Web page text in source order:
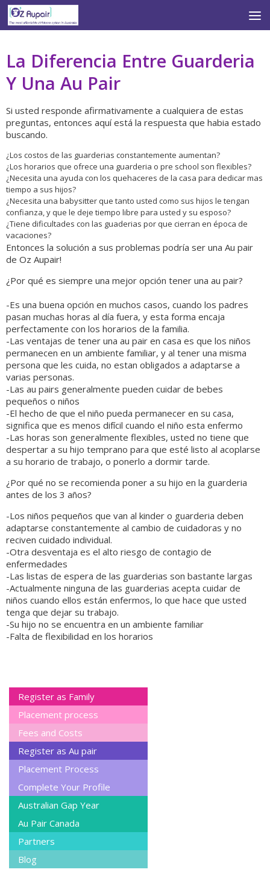
Skip to content
La Diferencia Entre Guarderia
Y Una Au Pair
Si usted responde afirmativamente a cualquiera de estas
preguntas, entonces aquí está la respuesta que habia estado
buscando.
¿Los costos de las guarderias constantemente aumentan?
¿Los horarios que ofrece una guarderia o pre school son flexibles?
¿Necesita una ayuda con los quehaceres de la casa para dedicar mas
tiempo a sus hijos?
¿Necesita una babysitter que tanto usted como sus hijos le tengan
confianza, y que le deje tiempo libre para usted y su esposo?
¿Tiene dificultades con las guaderias por que cierran en época de
vacaciones?
Entonces la solución a sus problemas podría ser una Au pair
de Oz Aupair!
¿Por qué es siempre una mejor opción tener una au pair?
-Es una buena opción en muchos casos, cuando los padres
pasan muchas horas al día fuera, y esta forma encaja
perfectamente con los horarios de la familia.
-Las ventajas de tener una au pair en casa es que los niños
permanecen en un ambiente familiar, y al tener una misma
persona que les cuida, no estan obligados a adaptarse a
varias personas.
-Las au pairs generalmente pueden cuidar de bebes
pequeños o niños
-El hecho de que el niño pueda permanecer en su casa,
significa que es menos difícil cuando el niño esta enfermo
-Las horas son generalmente flexibles, usted no tiene que
despertar a su hijo temprano para que esté listo al acoplarse
a su horario de trabajo, o ponerlo a dormir tarde.
¿Por qué no se recomienda poner a su hijo en la guarderia
antes de los 3 años?
-Los niños pequeños que van al kinder o guarderia deben
adaptarse constantemente al cambio de cuidadoras y no
reciven cuidado individual.
-Otra desventaja es el alto riesgo de contagio de
enfermedades
-Las listas de espera de las guarderias son bastante largas
-Actualmente ninguna de las guarderias acepta cuidar de
niños cuando ellos están enfermos, lo que hace que usted
tenga que dejar su trabajo.
-Su hijo no se encuentra en un ambiente familiar
-Falta de flexibilidad en los horarios
Register as Family
Placement process
Fees and Costs
Register as Au pair
Placement Process
Complete Your Profile
Australian Gap Year
Au Pair Canada
Partners
Blog